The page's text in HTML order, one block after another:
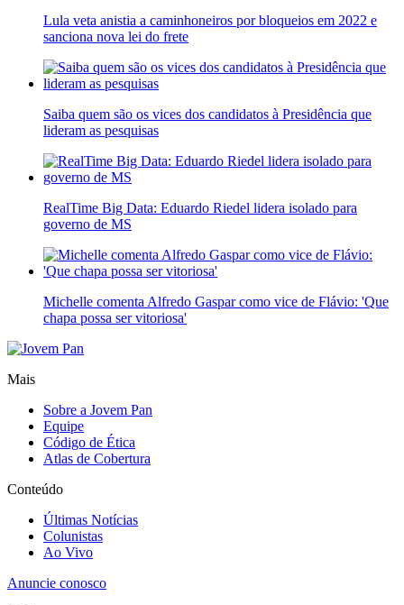
Lula veta anistia a caminhoneiros por bloqueios em 2022 e
sanciona nova lei do frete
Saiba quem são os vices dos candidatos à Presidência que
lideram as pesquisas
RealTime Big Data: Eduardo Riedel lidera isolado para
governo de MS
Michelle comenta Alfredo Gaspar como vice de Flávio: 'Que
chapa possa ser vitoriosa'
Mais
Sobre a Jovem Pan
Equipe
Código de Ética
Atlas de Cobertura
Conteúdo
Últimas Notícias
Colunistas
Ao Vivo
Anuncie conosco